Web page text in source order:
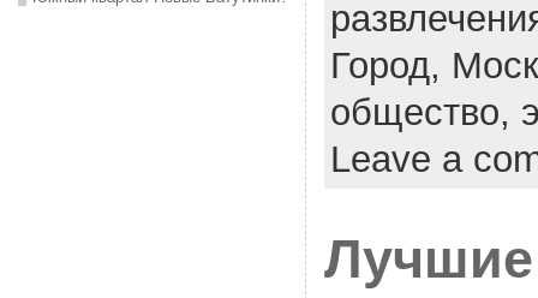
Город,
общество,
Leave a